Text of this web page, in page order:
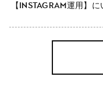
【Instagram運用】に